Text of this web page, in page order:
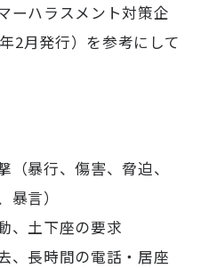
ーハラスメント対策企
2月発行）を参考にして
（暴行、傷害、脅迫、
言）
、土下座の要求
、長時間の電話・居座